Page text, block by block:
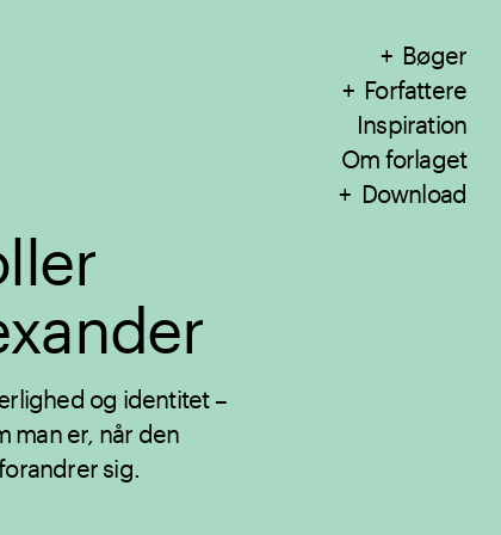
Bøger
Forfattere
Inspiration
Om forlaget
Download
og identitet –
man er, når den
sig.